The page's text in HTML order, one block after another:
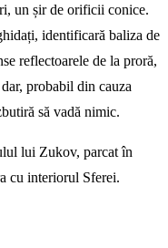
un șir de orificii conice.
identificară baliza de
reflectoarele de la proră,
probabil din cauza
să vadă nimic.
lui Zukov, parcat în
cu interiorul Sferei.